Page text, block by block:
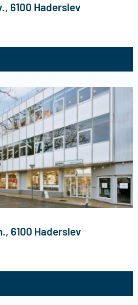
6100 Haderslev
6100 Haderslev